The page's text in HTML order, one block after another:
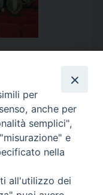
>>
s
d
per
anche per
semplici",
e
nella
all'utilizzo dei